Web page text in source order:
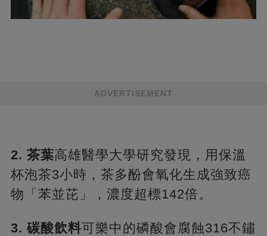
ADVERTISEMENT
​2. 茶葉​​高雄醫學大學研究發現，用保溫
杯泡茶3小時，茶多酚會氧化生成強致癌
物「苯並芘」，濃度超標142倍。
​3. 碳酸飲料​​可樂中的磷酸會腐蝕316不鏽